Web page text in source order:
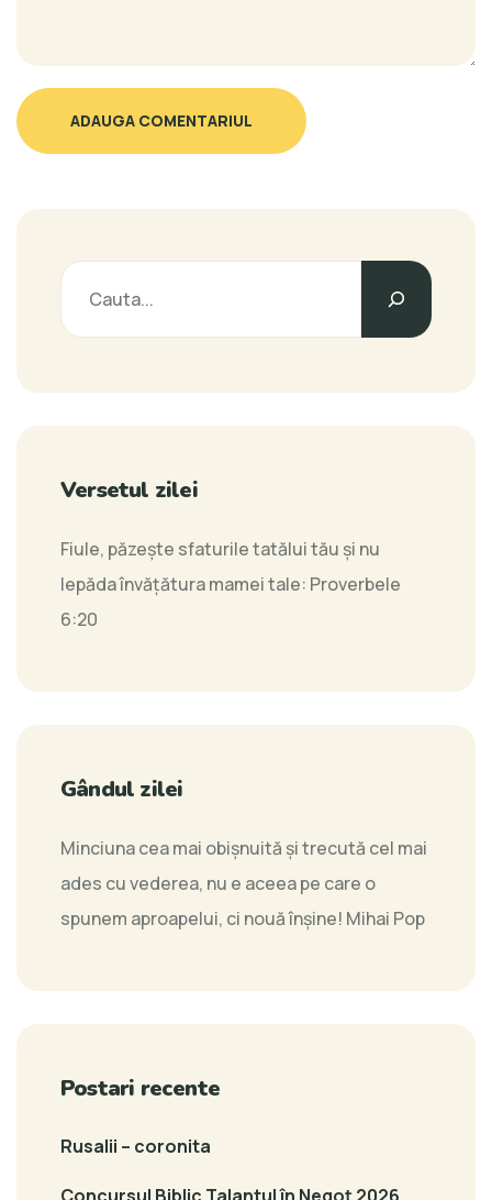
ADAUGA COMENTARIUL
Versetul zilei
Fiule, păzeşte sfaturile tatălui tău şi nu
lepăda învăţătura mamei tale: Proverbele
6:20
Gândul zilei
Minciuna cea mai obişnuită şi trecută cel mai
ades cu vederea, nu e aceea pe care o
spunem aproapelui, ci nouă înşine! Mihai Pop
Postari recente
Rusalii – coronita